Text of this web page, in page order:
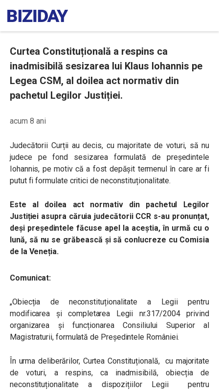
Curtea Constituțională a respins ca
inadmisibilă sesizarea lui Klaus Iohannis pe
Legea CSM, al doilea act normativ din
pachetul Legilor Justiției.
acum 8 ani
Judecătorii Curții au decis, cu majoritate de voturi, să nu
judece pe fond sesizarea formulată de președintele
Iohannis, pe motiv că a fost depășit termenul în care ar fi
putut fi formulate critici de neconstituționalitate.
Este al doilea act normativ din pachetul Legilor
Justiției asupra căruia judecătorii CCR s-au pronunțat,
deși președintele făcuse apel la aceștia, în urmă cu o
lună, să nu se grăbească și să conlucreze cu Comisia
de la Veneția.
Comunicat:
„Obiecția de neconstituționalitate a Legii pentru
modificarea și completarea Legii nr.317/2004 privind
organizarea și funcționarea Consiliului Superior al
Magistraturii, formulată de Președintele României.
În urma deliberărilor, Curtea Constituțională, cu majoritate
de voturi, a respins, ca inadmisibilă, obiecția de
neconstituționalitate a dispozițiilor Legii pentru